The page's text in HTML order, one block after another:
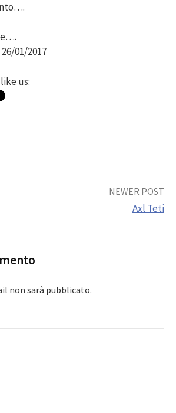
e….
01/2017
us:
NEWER POST
Axl Teti
non sarà pubblicato.